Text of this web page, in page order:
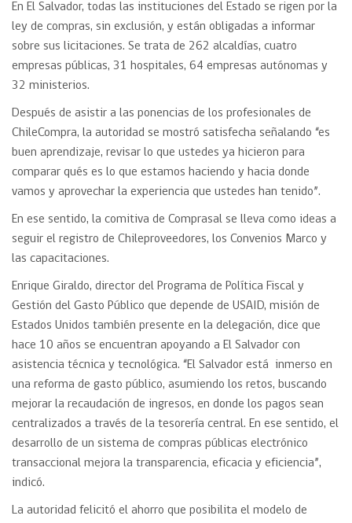
En El Salvador, todas las instituciones del Estado se rigen por la
ley de compras, sin exclusión, y están obligadas a informar
sobre sus licitaciones. Se trata de 262 alcaldías, cuatro
empresas públicas, 31 hospitales, 64 empresas autónomas y
32 ministerios.
Después de asistir a las ponencias de los profesionales de
ChileCompra, la autoridad se mostró satisfecha señalando “es
buen aprendizaje, revisar lo que ustedes ya hicieron para
comparar qués es lo que estamos haciendo y hacia donde
vamos y aprovechar la experiencia que ustedes han tenido”.
En ese sentido, la comitiva de Comprasal se lleva como ideas a
seguir el registro de Chileproveedores, los Convenios Marco y
las capacitaciones.
Enrique Giraldo, director del Programa de Política Fiscal y
Gestión del Gasto Público que depende de USAID, misión de
Estados Unidos también presente en la delegación, dice que
hace 10 años se encuentran apoyando a El Salvador con
asistencia técnica y tecnológica. “El Salvador está inmerso en
una reforma de gasto público, asumiendo los retos, buscando
mejorar la recaudación de ingresos, en donde los pagos sean
centralizados a través de la tesorería central. En ese sentido, el
desarrollo de un sistema de compras públicas electrónico
transaccional mejora la transparencia, eficacia y eficiencia”,
indicó.
La autoridad felicitó el ahorro que posibilita el modelo de